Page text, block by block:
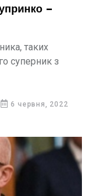
–
таких
суперник з
6 червня, 2022